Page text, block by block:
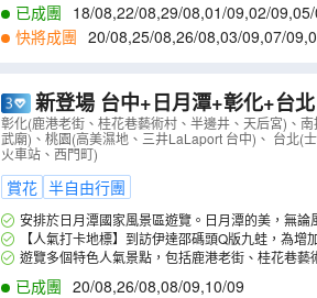
已成團 18/08,22/08,29/08,01/09,02/09,
13/10,15/10 ,20/10 ,14/11
快將成團 20/08,25/08,26/08,03/09,07/09,
新登場 台中+日月潭+彰化+台北 5天抵玩超值團 ※鹿
井、天后宮、「台灣十大風景區之
彰化(鹿港老街、桂花巷藝術村、半邊井、天后宮)、
武廟)、桃園(高美濕地、三井LaLaport 台中)、 台北(
火車站、西門町)
賞花 半自由行團
安排於日月潭國家風景區遊覽。日月潭的美，無
【人氣打卡地標】到訪伊達邵碼頭Q版九蛙，為
在碼頭旁地景藝術。
遊覽多個特色人氣景點，包括鹿港老街、桂花巷
已成團 20/08,26/08,08/09,10/09